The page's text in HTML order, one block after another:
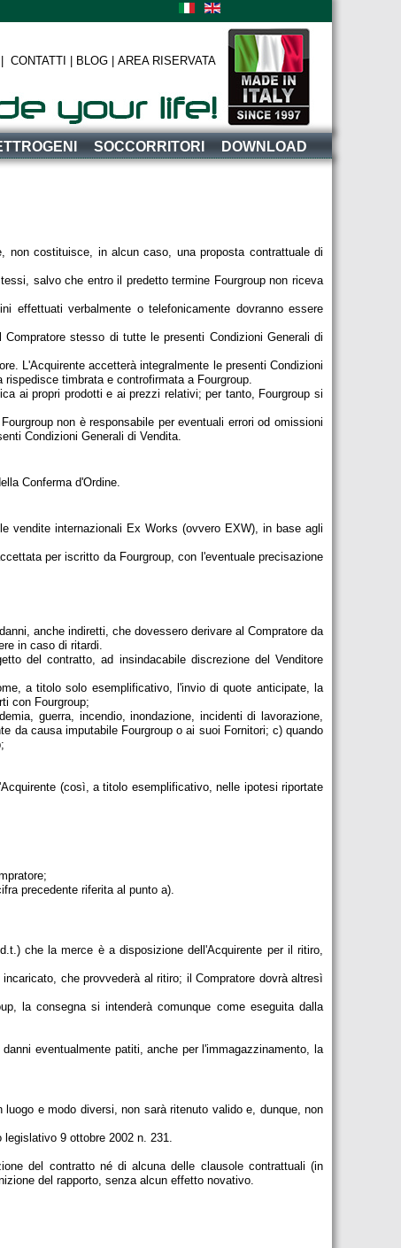
CONTATTI | BLOG | AREA RISERVATA
SOCCORRITORI DOWNLOAD
non costituisce, in alcun caso, una proposta contrattuale di
salvo che entro il predetto termine Fourgroup non riceva
effettuati verbalmente o telefonicamente dovranno essere
stesso di tutte le presenti Condizioni Generali di
L'Acquirente accetterà integralmente le presenti Condizioni
timbrata e controfirmata a Fourgroup.
ai propri prodotti e ai prezzi relativi; per tanto, Fourgroup si
non è responsabile per eventuali errori od omissioni
Condizioni Generali di Vendita.
Conferma d'Ordine.
vendite internazionali Ex Works (ovvero EXW), in base agli
per iscritto da Fourgroup, con l'eventuale precisazione
anche indiretti, che dovessero derivare al Compratore da
in caso di ritardi.
del contratto, ad insindacabile discrezione del Venditore
a titolo solo esemplificativo, l'invio di quote anticipate, la
con Fourgroup;
guerra, incendio, inondazione, incidenti di lavorazione,
da causa imputabile Fourgroup o ai suoi Fornitori; c) quando
(così, a titolo esemplificativo, nelle ipotesi riportate
precedente riferita al punto a).
che la merce è a disposizione dell'Acquirente per il ritiro,
che provvederà al ritiro; il Compratore dovrà altresì
la consegna si intenderà comunque come eseguita dalla
eventualmente patiti, anche per l'immagazzinamento, la
e modo diversi, non sarà ritenuto valido e, dunque, non
9 ottobre 2002 n. 231.
del contratto né di alcuna delle clausole contrattuali (in
del rapporto, senza alcun effetto novativo.